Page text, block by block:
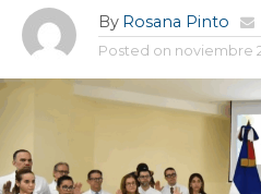
By Rosana Pinto
Posted on noviembre